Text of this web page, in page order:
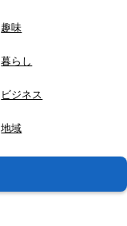
趣味
暮らし
ビジネス
地域